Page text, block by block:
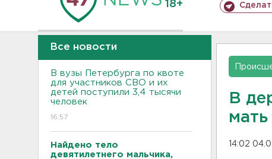
18+
Все новости
В вузы Петербурга по квоте
для участников СВО и их
детей поступили 3,4 тысячи
человек
16:57
Найдено тело
девятилетнего мальчика,
В
14:02